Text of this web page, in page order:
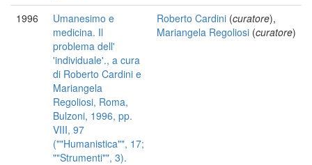
1996
Umanesimo e
medicina. Il
problema dell'
'individuale'., a cura
di Roberto Cardini e
Mariangela
Regoliosi, Roma,
Bulzoni, 1996, pp.
VIII, 97
(""Humanistica"", 17;
""Strumenti"", 3).
Roberto Cardini (curatore),
Mariangela Regoliosi (curatore)